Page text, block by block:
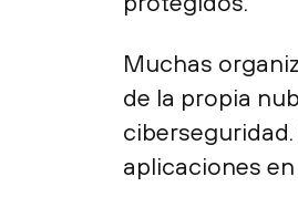
Muchas
de la propia
aplicaciones